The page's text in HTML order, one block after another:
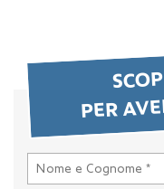
PER